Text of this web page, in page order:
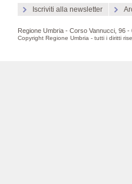
Iscriviti alla newsletter
Regione Umbria - Corso Vannucci, 96 -
Copyright Regione Umbria - tutti i diritti